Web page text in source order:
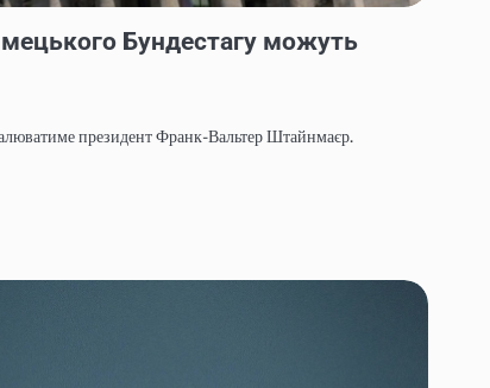
Бундестагу можуть
президент Франк-Вальтер Штайнмаєр.